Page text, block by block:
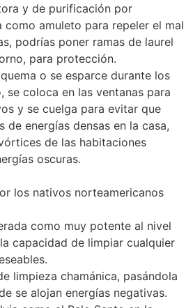
y de purificación por
como amuleto para repeler el mal
podrías poner ramas de laurel
para protección.
o se esparce durante los
se coloca en las ventanas para
y se cuelga para evitar que
de energías densas en la casa,
de las habitaciones
oscuras.
los nativos norteamericanos
como muy potente al nivel
capacidad de limpiar cualquier
limpieza chamánica, pasándola
se alojan energías negativas.